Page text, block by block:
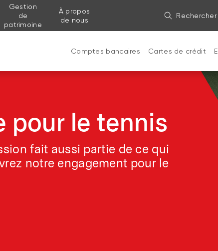
Gestion
de
patrimoine
À propos
de nous
Rechercher
Comptes bancaires Cartes de crédit
pour le tennis
fait aussi partie de ce qui
notre engagement pour le